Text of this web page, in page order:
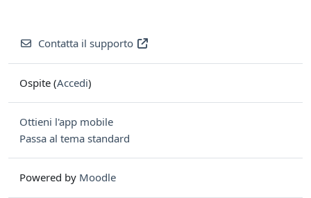
Contatta il supporto
Ospite (Accedi)
Ottieni l'app mobile
Passa al tema standard
Powered by Moodle